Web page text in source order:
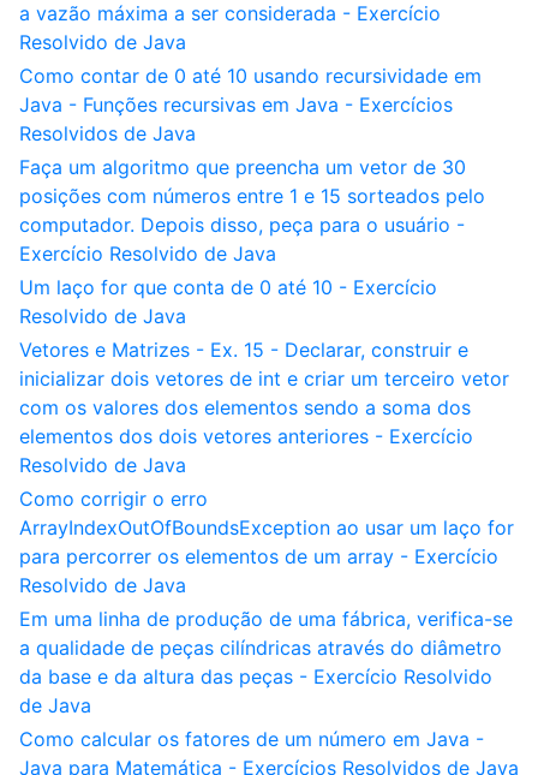
a vazão máxima a ser considerada - Exercício
Resolvido de Java
Como contar de 0 até 10 usando recursividade em
Java - Funções recursivas em Java - Exercícios
Resolvidos de Java
Faça um algoritmo que preencha um vetor de 30
posições com números entre 1 e 15 sorteados pelo
computador. Depois disso, peça para o usuário -
Exercício Resolvido de Java
Um laço for que conta de 0 até 10 - Exercício
Resolvido de Java
Vetores e Matrizes - Ex. 15 - Declarar, construir e
inicializar dois vetores de int e criar um terceiro vetor
com os valores dos elementos sendo a soma dos
elementos dos dois vetores anteriores - Exercício
Resolvido de Java
Como corrigir o erro
ArrayIndexOutOfBoundsException ao usar um laço for
para percorrer os elementos de um array - Exercício
Resolvido de Java
Em uma linha de produção de uma fábrica, verifica-se
a qualidade de peças cilíndricas através do diâmetro
da base e da altura das peças - Exercício Resolvido
de Java
Como calcular os fatores de um número em Java -
Java para Matemática - Exercícios Resolvidos de Java